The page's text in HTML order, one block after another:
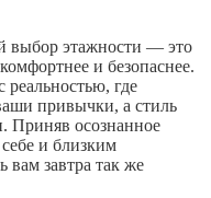
выбор этажности — это
и безопаснее.
реальностью, где
привычки, а стиль
Приняв осознанное
и близким
вам завтра так же